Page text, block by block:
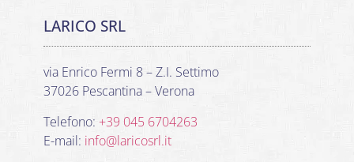
LARICO SRL
via Enrico Fermi 8 – Z.I. Settimo
37026 Pescantina – Verona
Telefono: +39 045 6704263
E-mail: info@laricosrl.it